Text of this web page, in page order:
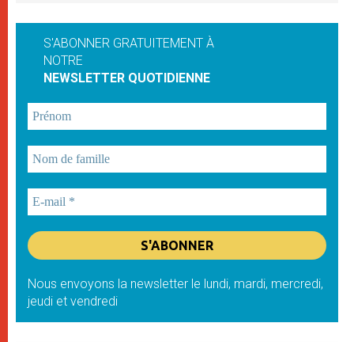
S'ABONNER GRATUITEMENT À
NOTRE
NEWSLETTER QUOTIDIENNE
Nous envoyons la newsletter le lundi, mardi, mercredi,
jeudi et vendredi